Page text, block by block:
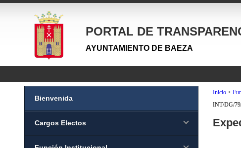
PORTAL DE
AYUNTAMIENTO DE BAEZA
Bienvenida
Cargos Electos
Inicio>
INT/DG/